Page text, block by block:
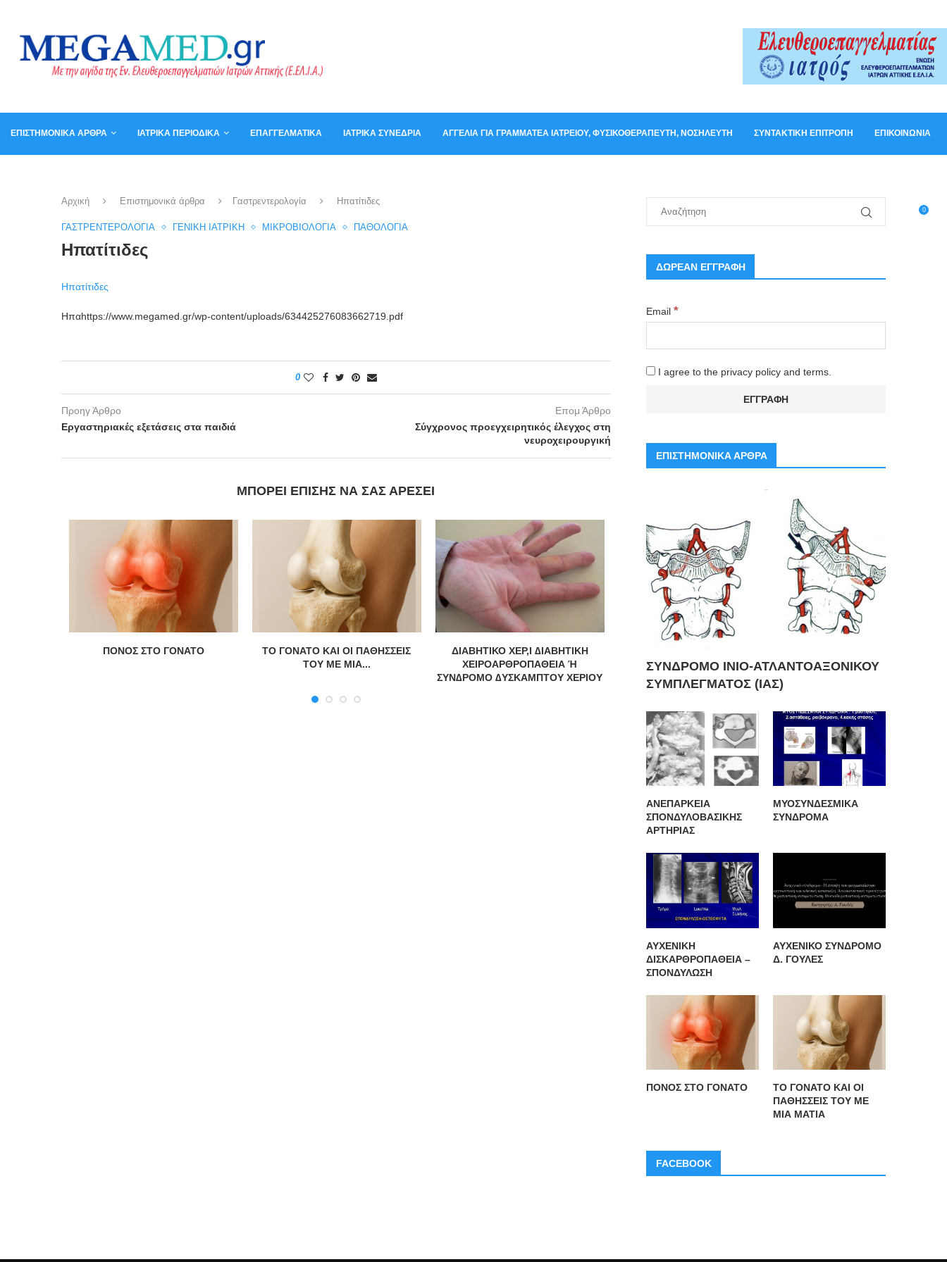
ΕΠΙΣΤΗΜΟΝΙΚΆ ΆΡΘΡΑ ΙΑΤΡΙΚΆ ΠΕΡΙΟΔΙΚΆ ΕΠΑΓΓΕΛΜΑΤΙΚΆ ΙΑΤΡΙΚΆ ΣΥΝΈΔΡΙΑ ΑΓΓΕΛΊΑ ΓΙΑ ΓΡΑΜΜΑΤΈΑ ΙΑΤΡΕΊΟΥ, ΦΥΣΙΚΟΘΕΡΑΠΕΥΤΉ, ΝΟΣΗΛΕΥΤΉ ΣΥΝΤΑΚΤΙΚΉ ΕΠΙΤΡΟΠΉ ΕΠΙΚΟΙΝΩΝΊΑ
0
Αρχική Επιστημονικά άρθρα Γαστρεντερολογία Ηπατίτιδες
ΓΑΣΤΡΕΝΤΕΡΟΛΟΓΊΑ ΓΕΝΙΚΉ ΙΑΤΡΙΚΉ ΜΙΚΡΟΒΙΟΛΟΓΊΑ ΠΑΘΟΛΟΓΊΑ
Ηπατίτιδες
Ηπατίτιδες
Ηπαhttps://www.megamed.gr/wp-content/uploads/634425276083662719.pdf
0
Προηγ Άρθρο
Εργαστηριακές εξετάσεις στα παιδιά
Επομ Άρθρο
Σύγχρονος προεγχειρητικός έλεγχος στη
νευροχειρουργική
ΜΠΟΡΕΊ ΕΠΊΣΗΣ ΝΑ ΣΑΣ ΑΡΈΣΕΙ
ΠΟΝΟΣ ΣΤΟ ΓΟΝΑΤΟ
ΤΟ ΓΟΝΑΤΟ ΚΑΙ ΟΙ ΠΑΘΗΣΣΕΙΣ
ΤΟΥ ΜΕ ΜΙΑ...
ΔΙΑΒΗΤΙΚΟ ΧΕΡ,Ι ∆ΙΑΒΗΤΙΚΗ
ΧΕΙΡΟΑΡΘΡΟΠΑΘΕΙΑ Ή
ΣΥΝ∆ΡΟΜΟ ∆ΥΣΚΑΜΠΤΟΥ ΧΕΡΙΟΥ
ΔΡ. ΙΩΑΝΝΗΣ Δ. ΔΟΝΤΑΣ...
ΟΣΦΥΟΪΣΧΙΑΛΓΙΑΣ
ΔΩΡΕΑΝ ΕΓΓΡΑΦΗ
Email *
I agree to the privacy policy and terms.
ΕΠΙΣΤΗΜΟΝΙΚΑ ΑΡΘΡΑ
ΣΥΝΔΡΟΜΟ ΙΝΙΟ-ΑΤΛΑΝΤΟΑΞΟΝΙΚΟΥ
ΣΥΜΠΛΕΓΜΑΤΟΣ (ΙΑΣ)
ΑΝΕΠΑΡΚΕΙΑ
ΣΠΟΝΔΥΛΟΒΑΣΙΚΗΣ
ΑΡΤΗΡΙΑΣ
ΜΥΟΣΥΝΔΕΣΜΙΚΑ
ΣΥΝΔΡΟΜΑ
ΑΥΧΕΝΙΚΗ
ΔΙΣΚΑΡΘΡΟΠΑΘΕΙΑ –
ΣΠΟΝΔΥΛΩΣΗ
ΑΥΧΕΝΙΚΟ ΣΥΝΔΡΟΜΟ
Δ. ΓΟΥΛΕΣ
ΠΟΝΟΣ ΣΤΟ ΓΟΝΑΤΟ
ΤΟ ΓΟΝΑΤΟ ΚΑΙ ΟΙ
ΠΑΘΗΣΣΕΙΣ ΤΟΥ ΜΕ
ΜΙΑ ΜΑΤΙΑ
FACEBOOK